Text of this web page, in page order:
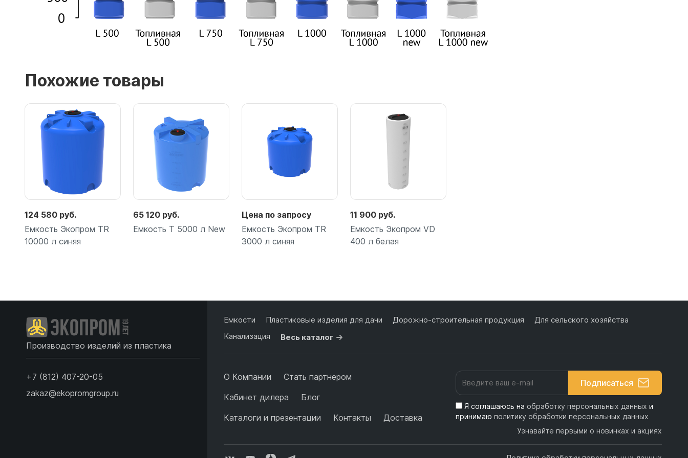
Похожие товары
124 580 руб.
Емкость Экопром TR
10000 л синяя
65 120 руб.
Емкость T 5000 л New
Цена по запросу
Емкость Экопром TR
3000 л синяя
11 900 руб.
Емкость Экопром VD
400 л белая
Производство изделий из пластика
+7 (812) 407-20-05
zakaz@ekopromgroup.ru
Емкости Пластиковые изделия для дачи Дорожно-строительная продукция
Для сельского хозяйства
Канализация
Весь каталог
О Компании
Стать партнером
Кабинет дилера
Блог
Каталоги и презентации
Контакты Доставка
Подписаться
Я соглашаюсь на обработку персональных данных и
принимаю политику обработки персональных данных
Узнавайте первыми о новинках и акциях